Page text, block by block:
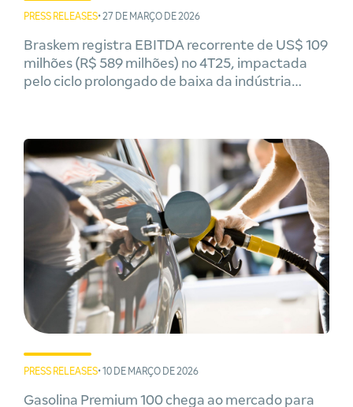
PRESS RELEASES• 27 DE MARÇO DE 2026
Braskem registra EBITDA recorrente de US$ 109
milhões (R$ 589 milhões) no 4T25, impactada
pelo ciclo prolongado de baixa da indústria
PRESS RELEASES• 10 DE MARÇO DE 2026
Gasolina Premium 100 chega ao mercado para